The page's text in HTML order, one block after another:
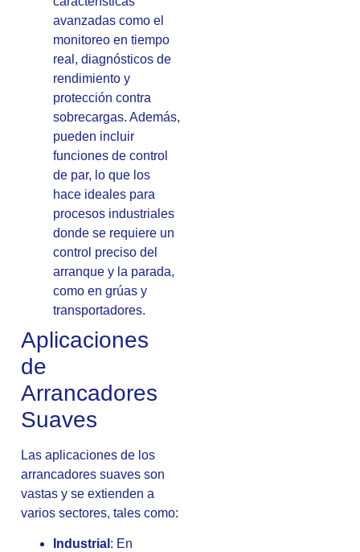
avanzadas como el
monitoreo en tiempo
real, diagnósticos de
rendimiento y
protección contra
sobrecargas. Además,
pueden incluir
funciones de control
de par, lo que los
hace ideales para
procesos industriales
donde se requiere un
control preciso del
arranque y la parada,
como en grúas y
transportadores.
Aplicaciones
de
Arrancadores
Suaves
Las aplicaciones de los
arrancadores suaves son
vastas y se extienden a
varios sectores, tales como:
Industrial : En